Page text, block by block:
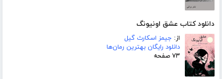
دانلود کتاب عشق اونیونگ
از: جیمز اسکارث گیل
دانلود رایگان بهترین رمان‌ها
۷۳ صفحه